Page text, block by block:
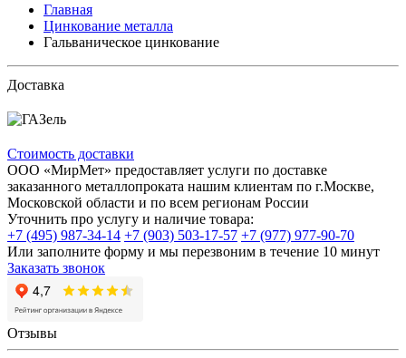
Главная
Цинкование металла
Гальваническое цинкование
Доставка
Стоимость доставки
ООО «МирМет» предоставляет услуги по доставке
заказанного металлопроката нашим клиентам по г.Москве,
Московской области и по всем регионам России
Уточнить про услугу и наличие товара:
+7 (495) 987-34-14 +7 (903) 503-17-57 +7 (977) 977-90-70
Или заполните форму и мы перезвоним в течение 10 минут
Заказать звонок
Отзывы